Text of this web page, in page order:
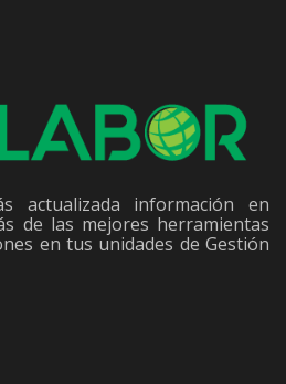
actualizada información en
de las mejores herramientas
en tus unidades de Gestión